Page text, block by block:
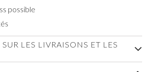
possible
LES LIVRAISONS ET LES